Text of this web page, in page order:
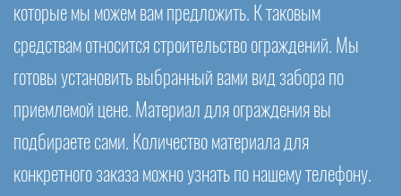
которые мы можем вам предложить. К таковым
средствам относится строительство ограждений. Мы
готовы установить выбранный вами вид забора по
приемлемой цене. Материал для ограждения вы
подбираете сами. Количество материала для
конкретного заказа можно узнать по нашему телефону.